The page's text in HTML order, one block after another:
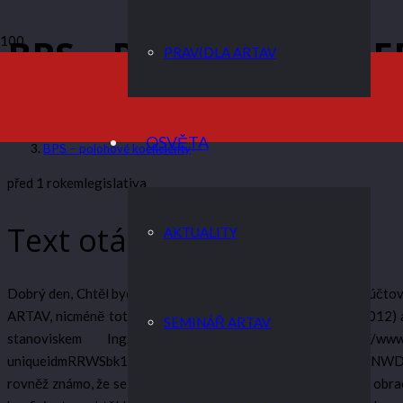
PRAVIDLA ARTAV
OSVĚTA
AKTUALITY
SEMINÁŘ ARTAV
BPS – POLOHOVÉ
BPS – polohové koeficienty
před 1 rokemlegislativa
Text otázky
Dobrý den, Chtěl bych se vás zeptat na váš názor ohledně
ARTAV, nicméně toto stanovisko je poměrně staré (z roku
stanoviskem Ing. Jiřího Skuhry CSc, (https://
uniqueidmRRWSbk196FNf8-
rovněž známo, že se problematice věnujete a proto se na vás